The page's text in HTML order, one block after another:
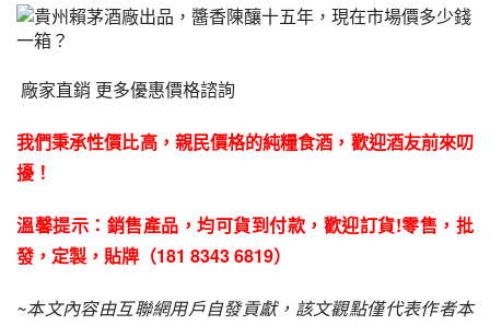
廠家直銷 更多優惠價格諮詢
我們秉承性價比高，親民價格的純糧食酒，歡迎酒友前來叨
擾！
溫馨提示：銷售產品，均可貨到付款，歡迎訂貨!零售，批
發，定製，貼牌（181 8343 6819）
~本文內容由互聯網用戶自發貢獻，該文觀點僅代表作者本